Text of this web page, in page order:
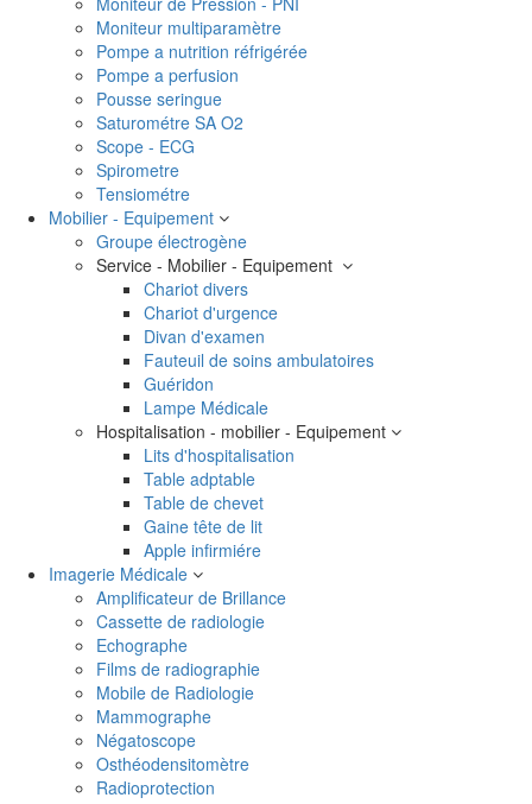
Moniteur multiparamètre
Pompe a nutrition réfrigérée
Pompe a perfusion
Pousse seringue
Saturométre SA O2
Scope - ECG
Spirometre
Tensiométre
Mobilier - Equipement
Groupe électrogène
Service - Mobilier - Equipement
Chariot divers
Chariot d'urgence
Divan d'examen
Fauteuil de soins ambulatoires
Guéridon
Lampe Médicale
Hospitalisation - mobilier - Equipement
Lits d'hospitalisation
Table adptable
Table de chevet
Gaine tête de lit
Apple infirmiére
Imagerie Médicale
Amplificateur de Brillance
Cassette de radiologie
Echographe
Films de radiographie
Mobile de Radiologie
Mammographe
Négatoscope
Osthéodensitomètre
Radioprotection